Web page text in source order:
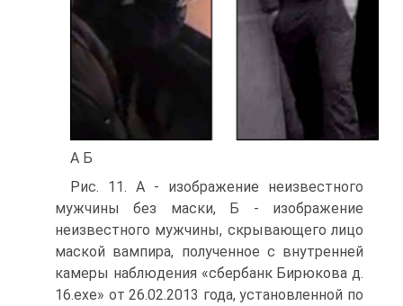
А Б
Рис. 11. А - изображение неизвестного
мужчины без маски, Б - изображение
неизвестного мужчины, скрывающего лицо
маской вампира, полученное с внутренней
камеры наблюдения «сбербанк Бирюкова д.
16.exe» от 26.02.2013 года, установленной по